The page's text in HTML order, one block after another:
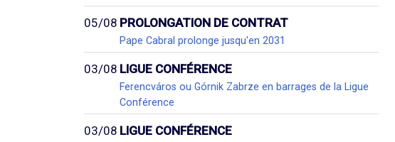
05/08 PROLONGATION DE CONTRAT
Pape Cabral prolonge jusqu'en 2031
03/08 LIGUE CONFÉRENCE
Ferencváros ou Górnik Zabrze en barrages de la Ligue
Conférence
03/08 LIGUE CONFÉRENCE